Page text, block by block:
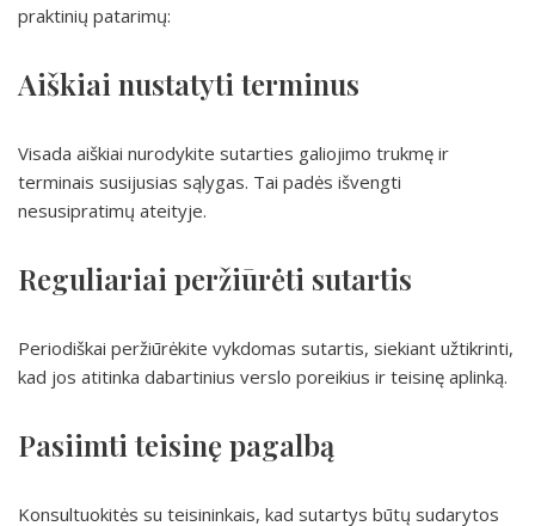
praktinių patarimų:
Aiškiai nustatyti terminus
Visada aiškiai nurodykite sutarties galiojimo trukmę ir
terminais susijusias sąlygas. Tai padės išvengti
nesusipratimų ateityje.
Reguliariai peržiūrėti sutartis
Periodiškai peržiūrėkite vykdomas sutartis, siekiant užtikrinti,
kad jos atitinka dabartinius verslo poreikius ir teisinę aplinką.
Pasiimti teisinę pagalbą
Konsultuokitės su teisininkais, kad sutartys būtų sudarytos